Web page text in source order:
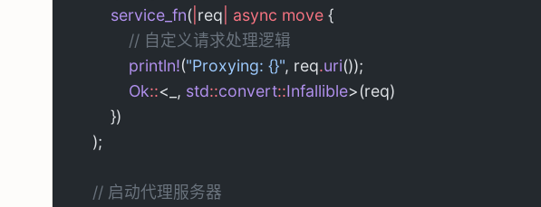
        service_fn
( req async move {
            // 自定义请求处理逻辑
            println!
("Proxying: {}", req.uri());
            Ok
::<_, std::convert::Infallible>(req)
        })
    );
    // 启动代理服务器